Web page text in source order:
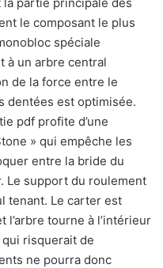
le composant le plus
spéciale
à un arbre central
de la force entre le
dentées est optimisée.
pdf profite d’une
» qui empêche les
entre la bride du
Le support du roulement
tenant. Le carter est
l’arbre tourne à l’intérieur
risquerait de
ne pourra donc